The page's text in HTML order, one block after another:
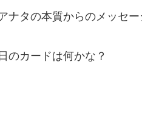
ナタの本質からのメッセー
のカードは何かな？